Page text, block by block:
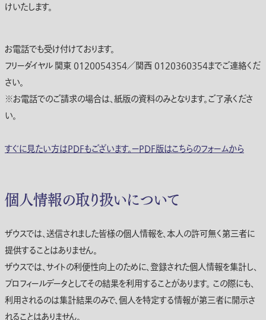
けいたします。
お電話でも受け付けております。
フリーダイヤル 関東 0120054354／関西 0120360354までご連絡くだ
さい。
※お電話でのご請求の場合は、紙版の資料のみとなります。ご了承くださ
い。
すぐに見たい方はPDFもございます。ーPDF版はこちらのフォームから
個人情報の取り扱いについて
ザウスでは、送信されました皆様の個人情報を、本人の許可無く第三者に
提供することはありません。
ザウスでは、サイトの利便性向上のために、登録された個人情報を集計し、
プロフィールデータとしてその結果を利用することがあります。 この際にも、
利用されるのは集計結果のみで、個人を特定する情報が第三者に開示さ
れることはありません。